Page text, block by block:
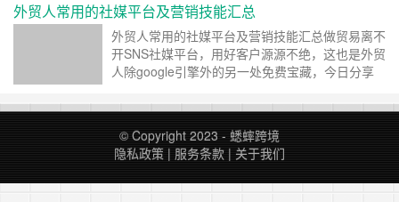
外贸人常用的社媒平台及营销技能汇总
外贸人常用的社媒平台及营销技能汇总做贸易离不
开SNS社媒平台，用好客户源源不绝，这也是外贸
人除google引擎外的另一处免费宝藏，今日分享
基础牢记三点：1、使用固定设备以及网络环境
（登录IP混乱乱），科学冲浪；2、注册信息与身
份信息一致，避免封禁；3、新账号猥琐发育莫频
繁营销、发私信、更换个人信息。一、WhatsApp
© Copyright 2023 - 蟋蟀跨境
隐私政策 | 服务条款 | 关于我们